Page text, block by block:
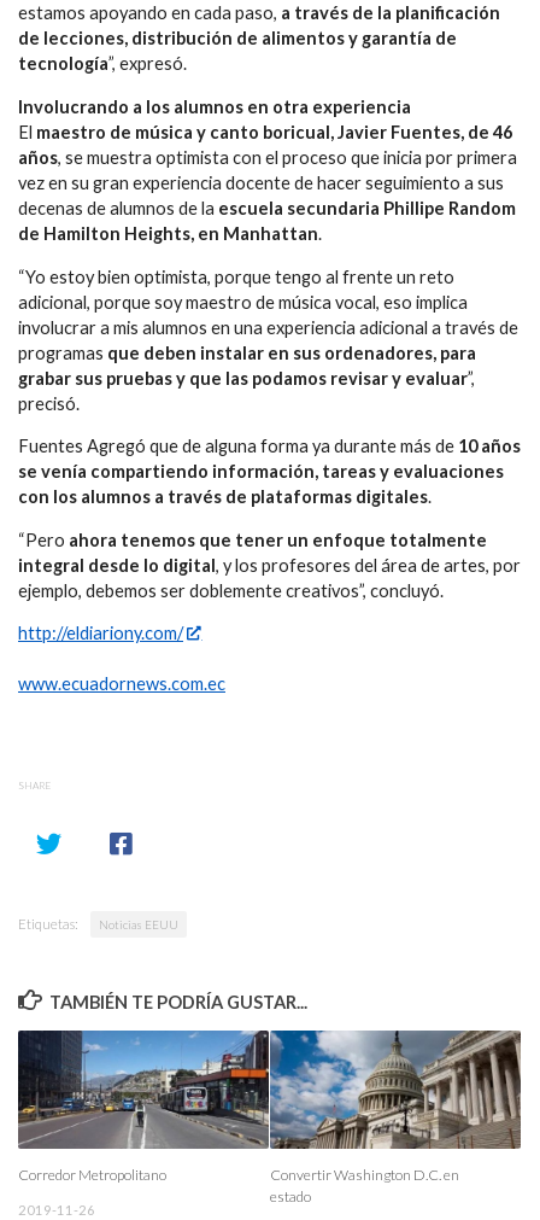
estamos apoyando en cada paso, a través de la planificación
de lecciones, distribución de alimentos y garantía de
tecnología”, expresó.
Involucrando a los alumnos en otra experiencia
El maestro de música y canto boricual, Javier Fuentes, de 46
años, se muestra optimista con el proceso que inicia por primera
vez en su gran experiencia docente de hacer seguimiento a sus
decenas de alumnos de la escuela secundaria Phillipe Random
de Hamilton Heights, en Manhattan.
“Yo estoy bien optimista, porque tengo al frente un reto
adicional, porque soy maestro de música vocal, eso implica
involucrar a mis alumnos en una experiencia adicional a través de
programas que deben instalar en sus ordenadores, para
grabar sus pruebas y que las podamos revisar y evaluar”,
precisó.
Fuentes Agregó que de alguna forma ya durante más de 10 años
se venía compartiendo información, tareas y evaluaciones
con los alumnos a través de plataformas digitales.
“Pero ahora tenemos que tener un enfoque totalmente
integral desde lo digital, y los profesores del área de artes, por
ejemplo, debemos ser doblemente creativos”, concluyó.
http://eldiariony.com/
www.ecuadornews.com.ec
SHARE
Etiquetas: Noticias EEUU
TAMBIÉN TE PODRÍA GUSTAR...
Corredor Metropolitano
2019-11-26
Convertir Washington D.C. en
estado